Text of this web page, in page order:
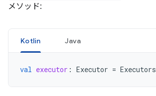
メソッド:
Kotlin Java
val executor : Executor = Executors